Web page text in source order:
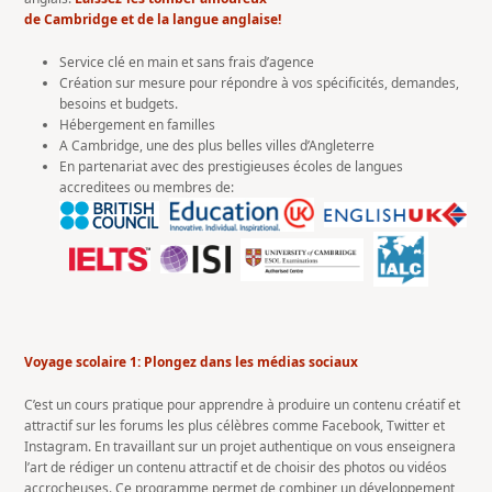
de Cambridge et de la langue anglaise!
Service clé en main et sans frais d’agence
Création sur mesure pour répondre à vos spécificités, demandes,
besoins et budgets.
Hébergement en familles
A Cambridge, une des plus belles villes d’Angleterre
En partenariat avec des prestigieuses écoles de langues
accreditees ou membres de:
Voyage scolaire 1: Plongez dans les médias sociaux
C’est un cours pratique pour apprendre à produire un contenu créatif et
attractif sur les forums les plus célèbres comme Facebook, Twitter et
Instagram. En travaillant sur un projet authentique on vous enseignera
l’art de rédiger un contenu attractif et de choisir des photos ou vidéos
accrocheuses. Ce programme permet de combiner un développement